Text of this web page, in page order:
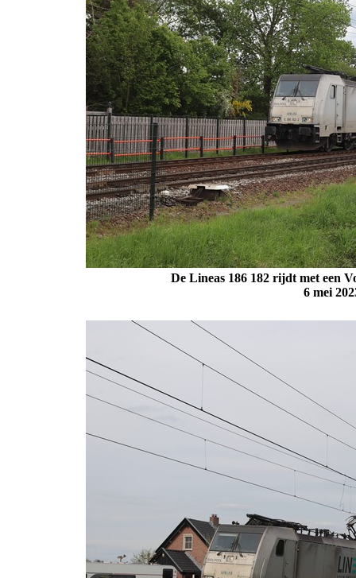
De Lineas 186 182 rijdt met een
6 mei